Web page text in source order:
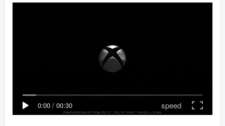
0:00 / 00:30 speed